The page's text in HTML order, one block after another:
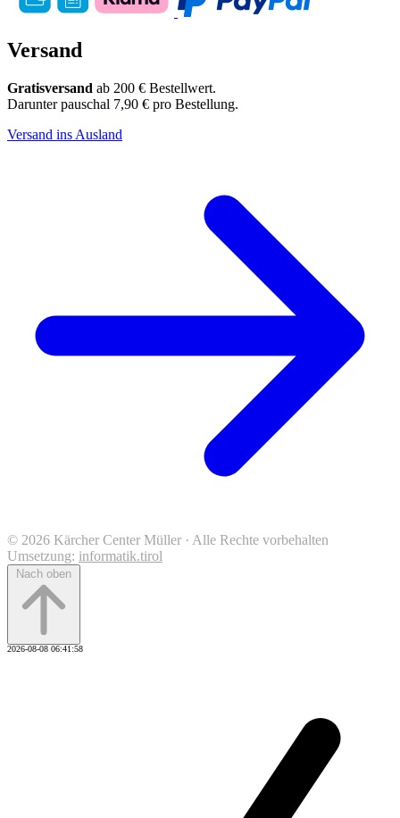
Versand
Gratisversand ab 200 € Bestellwert.
Darunter pauschal 7,90 € pro Bestellung.
Versand ins Ausland
© 2026 Kärcher Center Müller · Alle Rechte vorbehalten
Umsetzung: informatik.tirol
Nach oben
2026-08-08 06:41:58